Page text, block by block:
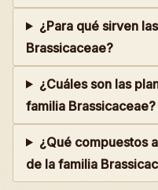
¿Para qué sirven
Brassicaceae?
¿Cuáles son las
familia Brassicaceae?
¿Qué compuestos
de la familia